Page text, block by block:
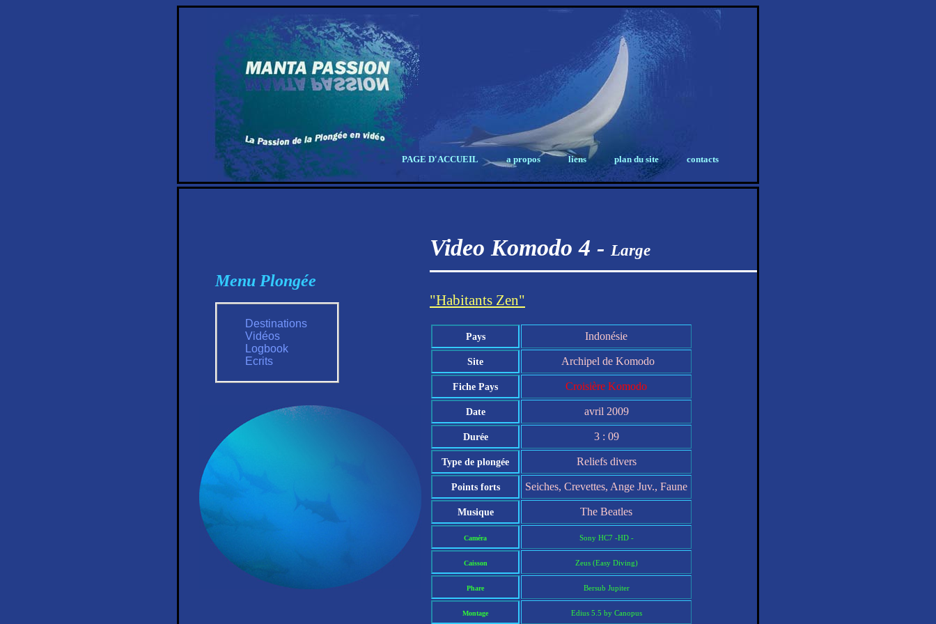
PAGE D'ACCUEIL a propos liens plan du site contacts
Menu Plongée
Destinations
Vidéos
Logbook
Ecrits
Video Komodo 4 - Large
"Habitants Zen"
Pays Indonésie
Site Archipel de Komodo
Fiche Pays Croisière Komodo
Date avril 2009
Durée 3 : 09
Type de plongée Reliefs divers
Points forts Seiches, Crevettes, Ange Juv., Faune
Musique The Beatles
Caméra Sony HC7 -HD -
Caisson Zeus (Easy Diving)
Phare Bersub Jupiter
Montage Edius 5.5 by Canopus